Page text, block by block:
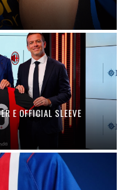
E OFFICIAL SLEEVE